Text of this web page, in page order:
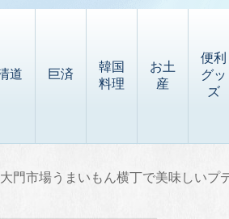
道 巨済
韓国
料理
お土
産
便利
グッ
ズ
大門市場うまいもん横丁で美味しいプ